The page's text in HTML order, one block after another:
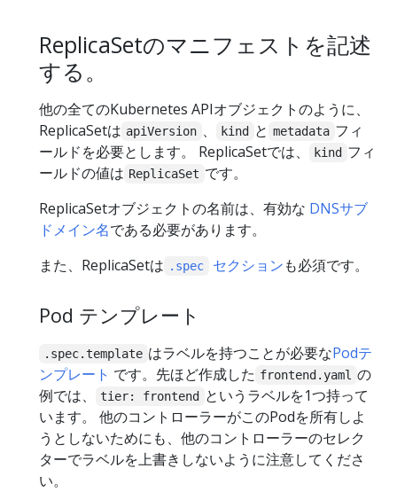
ReplicaSetのマニフェストを記述
する。
他の全てのKubernetes APIオブジェクトのように、
ReplicaSetは apiVersion 、 kind と metadata フィ
ールドを必要とします。 ReplicaSetでは、
kind フィ
ールドの値は ReplicaSet です。
ReplicaSetオブジェクトの名前は、有効な DNSサブ
ドメイン名である必要があります。
また、ReplicaSetは .spec セクションも必須です。
Pod テンプレート
.spec.template はラベルを持つことが必要なPodテ
ンプレート です。先ほど作成した frontend.yaml の
例では、
tier: frontend
というラベルを1つ持って
います。 他のコントローラーがこのPodを所有しよ
うとしないためにも、他のコントローラーのセレク
ターでラベルを上書きしないように注意してくださ
い。